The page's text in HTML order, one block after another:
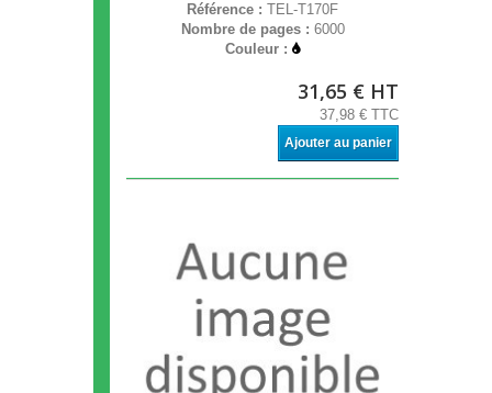
Référence : TEL-T170F
Nombre de pages : 6000
Couleur :
31,65 € HT
37,98 € TTC
Ajouter au panier